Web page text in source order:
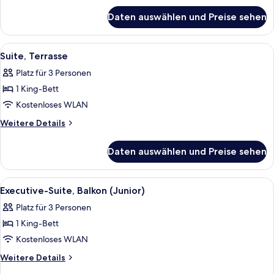
Zimmer,
Balkon
Daten auswählen und Preise sehen
Alle
Fotos
für
Suite,
Terrasse
anzeigen
Ein Zimmer mit grünem Teppich,
9
Suite, Terrasse
Platz für 3 Personen
1 King-Bett
Kostenloses WLAN
Weitere Details
Weitere
Terrasse
Daten auswählen und Preise sehen
Alle
Fotos
für
Executive-
Suite,
Balkon
Executive-Suite, Balkon (Junior) |
9
Executive-Suite, Balkon (Junior)
Platz für 3 Personen
1 King-Bett
Kostenloses WLAN
Weitere Details
Weitere